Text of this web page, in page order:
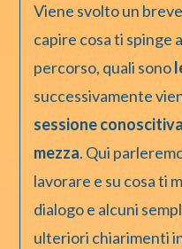
Viene svolto un
capire cosa ti spinge
percorso, quali sono
successivamente
sessione
mezza. Qui
lavorare e su cosa ti
dialogo e alcuni
ulteriori chiarimenti